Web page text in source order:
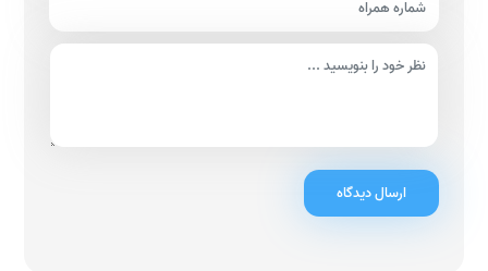
ارسال دیدگاه